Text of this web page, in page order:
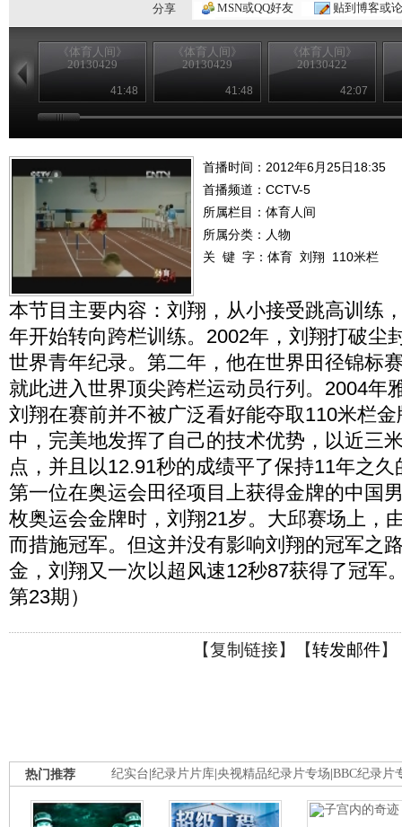
分享
MSN或QQ好友 贴到博客或
《体育人间》
20130429
41:48
《体育人间》
20130429
41:48
《体育人间》
20130422
42:07
首播时间：2012年6月25日18:35
首播频道： CCTV-5
所属栏目： 体育人间
所属分类：人物
关 键 字： 体育 刘翔 110米栏
本节目主要内容：刘翔，从小接受跳高训练
年开始转向跨栏训练。2002年，刘翔打破尘
世界青年纪录。第二年，他在世界田径锦标
就此进入世界顶尖跨栏运动员行列。2004年
刘翔在赛前并不被广泛看好能夺取110米栏
中，完美地发挥了自己的技术优势，以近三
点，并且以12.91秒的成绩平了保持11年之
第一位在奥运会田径项目上获得金牌的中国
枚奥运会金牌时，刘翔21岁。大邱赛场上，
而措施冠军。但这并没有影响刘翔的冠军之
金，刘翔又一次以超风速12秒87获得了冠军
第23期）
【复制链接】【转发邮件】
纪实台 纪录片片库 央视精品纪录片专场 BBC纪录片
热门推荐